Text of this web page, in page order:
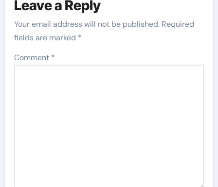
Leave a Reply
Your email address will not be published. Required
fields are marked *
Comment *